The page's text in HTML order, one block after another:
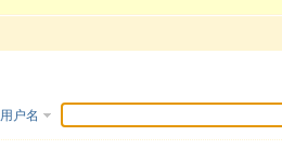
用户名